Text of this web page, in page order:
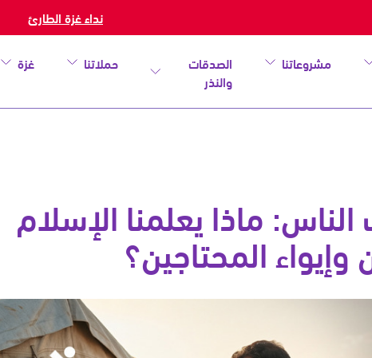
نداء غزة الطارئ
مشروعاتنا الصدقات
والنذر
حملاتنا غزة
ماذا يعلمنا الإسلام
وإيواء المحتاجين؟
أغلق